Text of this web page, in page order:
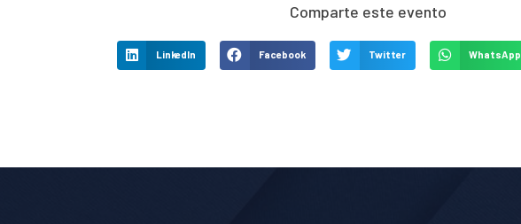
Comparte este evento
LinkedIn Facebook Twitter WhatsApp